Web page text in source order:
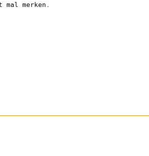
merken.